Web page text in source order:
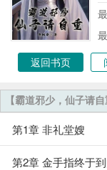
返回书页
【霸道邪少，仙子请
第1章 非礼堂嫂
第2章 金手指终于